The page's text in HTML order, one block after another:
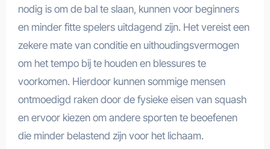
nodig is om de bal te slaan, kunnen voor beginners
en minder fitte spelers uitdagend zijn. Het vereist een
zekere mate van conditie en uithoudingsvermogen
om het tempo bij te houden en blessures te
voorkomen. Hierdoor kunnen sommige mensen
ontmoedigd raken door de fysieke eisen van squash
en ervoor kiezen om andere sporten te beoefenen
die minder belastend zijn voor het lichaam.